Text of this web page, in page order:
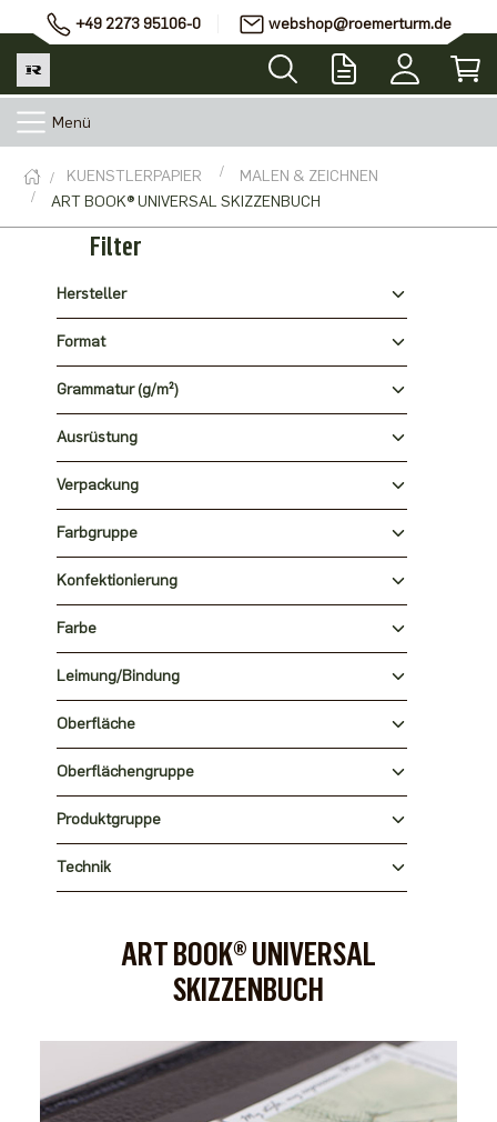
+49 2273 95106-0 webshop@roemerturm.de
Menü
KUENSTLERPAPIER
MALEN & ZEICHNEN
ART BOOK® UNIVERSAL SKIZZENBUCH
Filter
Hersteller
Format
Grammatur (g/m²)
Ausrüstung
Verpackung
Farbgruppe
Konfektionierung
Farbe
Leimung/Bindung
Oberfläche
Oberflächengruppe
Produktgruppe
Technik
ART BOOK® UNIVERSAL
SKIZZENBUCH